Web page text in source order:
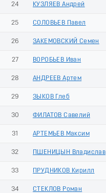
24 КУЗЛЯЕВ Андрей
25 СОЛОВЬЕВ Павел
26 ЗАКЕМОВСКИЙ Семен
27 ВОРОБЬЕВ Иван
28 АНДРЕЕВ Артем
29 ЗЫКОВ Глеб
30 ФИЛАТОВ Савелий
31 АРТЕМЬЕВ Максим
32 ПШЕНИЦЫН Владислав
33 ПРУДНИКОВ Кирилл
34 СТЕКЛОВ Роман